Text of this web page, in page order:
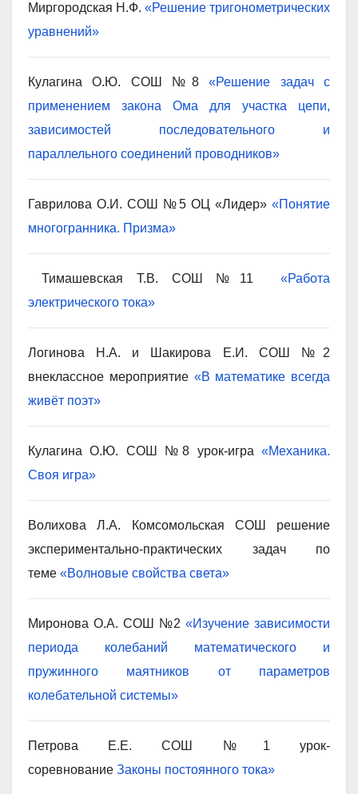
Миргородская Н.Ф. «Решение тригонометрических
уравнений»
Кулагина О.Ю. СОШ №8«Решение задач с
применением закона Ома для участка цепи,
зависимостей последовательного и
параллельного соединений проводников»
Гаврилова О.И. СОШ №5 ОЦ «Лидер» «Понятие
многогранника. Призма»
Тимашевская Т.В. СОШ №11
«Работа
электрического тока»
Логинова Н.А. и Шакирова Е.И. СОШ №2
внеклассное мероприятие «В математике всегда
живёт поэт»
Кулагина О.Ю. СОШ №8 урок-игра «Механика.
Своя игра»
Волихова Л.А. Комсомольская СОШ решение
экспериментально-практических задач по
теме «Волновые свойства света»
Миронова О.А. СОШ №2«Изучение зависимости
периода колебаний математического и
пружинного маятников от параметров
колебательной системы»
Петрова Е.Е. СОШ №1 урок-
соревнование Законы постоянного тока»